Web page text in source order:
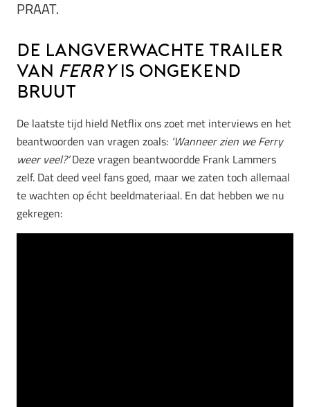
PRAAT.
De langverwachte trailer
van Ferryis ongekend
bruut
De laatste tijd hield Netflix ons zoet met interviews en het
beantwoorden van vragen zoals: ‘Wanneer zien we Ferry
weer veel?’Deze vragen beantwoordde Frank Lammers
zelf. Dat deed veel fans goed, maar we zaten toch allemaal
te wachten op écht beeldmateriaal. En dat hebben we nu
gekregen: